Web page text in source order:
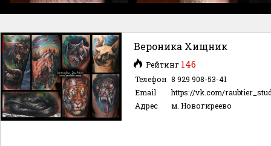
Вероника Хищник
Рейтинг 146
Телефон 8 929 908-53-41
Email
https://vk.com/
Адрес
м. Новогиреево